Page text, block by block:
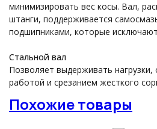
минимизировать вес косы. Вал,
штанги, поддерживается
подшипниками, которые
Стальной вал
Позволяет выдерживать нагрузки,
работой и срезанием жесткого
Похожие товары